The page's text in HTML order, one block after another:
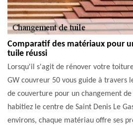
Comparatif des matériaux pour
tuile réussi
Lorsqu'il s'agit de rénover votre
GW couvreur 50 vous guide à travers
de couverture pour un changement
habitiez le centre de Saint Denis Le
environs, chaque matériau offre ses